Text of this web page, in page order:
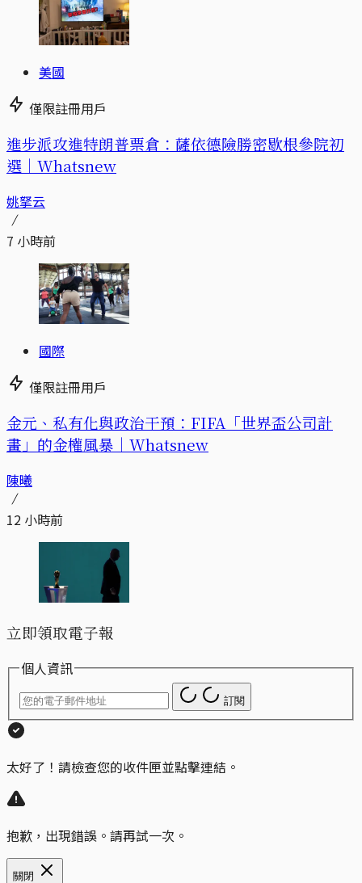
美國
僅限註冊用戶
進步派攻進特朗普票倉：薩依德險勝密歇根參院初
選｜Whatsnew
姚拏云
7 小時前
國際
僅限註冊用戶
金元、私有化與政治干預：FIFA「世界盃公司計
畫」的金權風暴｜Whatsnew
陳曦
12 小時前
立即領取電子報
個人資訊
訂閱
太好了！請檢查您的收件匣並點擊連結。
抱歉，出現錯誤。請再試一次。
關閉